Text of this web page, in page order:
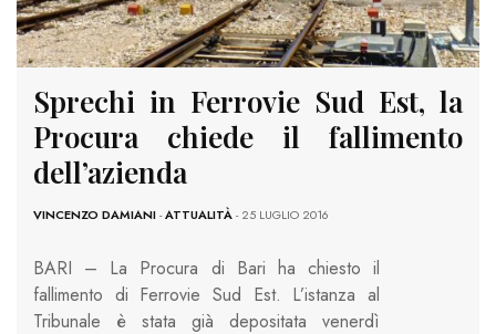
Sprechi in Ferrovie Sud Est, la
Procura chiede il fallimento
dell’azienda
VINCENZO DAMIANI-ATTUALITÀ- 25 LUGLIO 2016
BARI – La Procura di Bari ha chiesto il
fallimento di Ferrovie Sud Est. L’istanza al
Tribunale è stata già depositata venerdì